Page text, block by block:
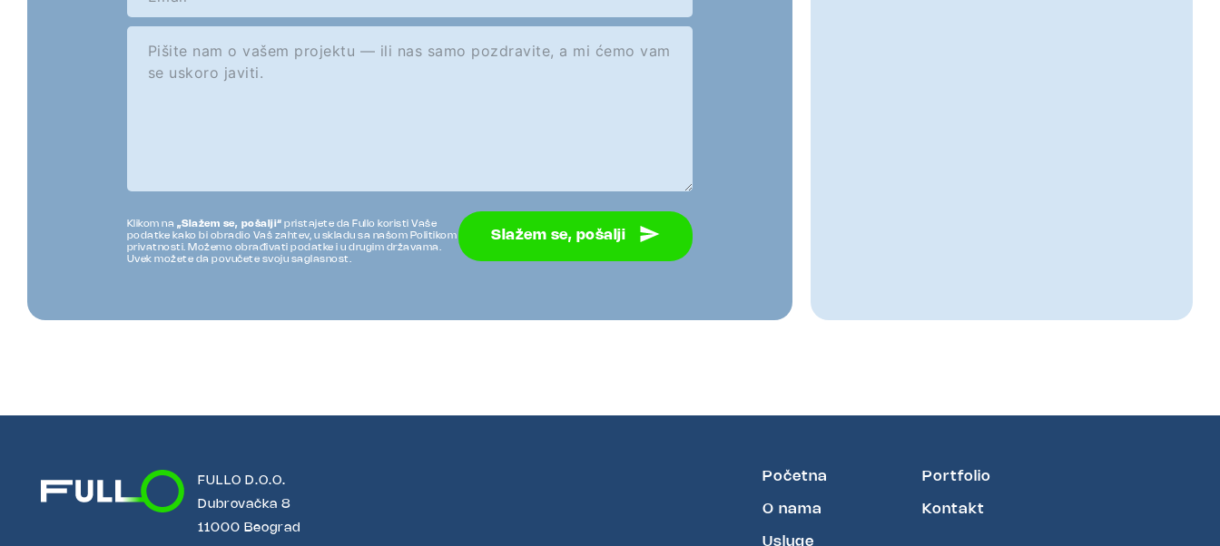
Klikom na „Slažem se, pošalji“ pristajete da Fullo koristi Vaše
podatke kako bi obradio Vaš zahtev, u skladu sa našom Politikom
privatnosti. Možemo obrađivati podatke i u drugim državama.
Uvek možete da povučete svoju saglasnost.
Slažem se, pošalji
FULLO D.O.O.
Dubrovačka 8
11000 Beograd
Početna
O nama
Usluge
Portfolio
Kontakt